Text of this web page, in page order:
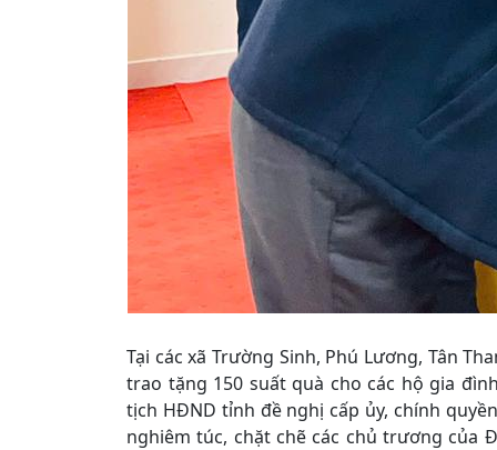
Tại các xã Trường Sinh, Phú Lương, Tân
trao tặng 150 suất quà cho các hộ gia
tịch HĐND tỉnh đề nghị cấp ủy, chính
nghiêm túc, chặt chẽ các chủ trương của